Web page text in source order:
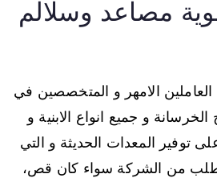
مصاعد وسلالم
الامهر و المتخصصين في
و جميع انواع الابنية و
توفير المعدات الحديثة و التي
من الشركة سواء كان قص،